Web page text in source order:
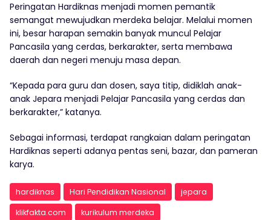
Peringatan Hardiknas menjadi momen pemantik
semangat mewujudkan merdeka belajar. Melalui momen
ini, besar harapan semakin banyak muncul Pelajar
Pancasila yang cerdas, berkarakter, serta membawa
daerah dan negeri menuju masa depan.
“Kepada para guru dan dosen, saya titip, didiklah anak-
anak Jepara menjadi Pelajar Pancasila yang cerdas dan
berkarakter,” katanya.
Sebagai informasi, terdapat rangkaian dalam peringatan
Hardiknas seperti adanya pentas seni, bazar, dan pameran
karya.
hardiknas Hari Pendidikan Nasional
jepara
klikfakta.com
kurikulum merdeka